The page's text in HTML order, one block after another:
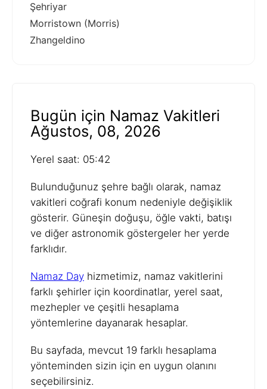
Şehriyar
Morristown (Morris)
Zhangeldino
Bugün için Namaz Vakitleri
Ağustos, 08, 2026
Yerel saat: 05:42
Bulunduğunuz şehre bağlı olarak, namaz
vakitleri coğrafi konum nedeniyle değişiklik
gösterir. Güneşin doğuşu, öğle vakti, batışı
ve diğer astronomik göstergeler her yerde
farklıdır.
Namaz Day hizmetimiz, namaz vakitlerini
farklı şehirler için koordinatlar, yerel saat,
mezhepler ve çeşitli hesaplama
yöntemlerine dayanarak hesaplar.
Bu sayfada, mevcut 19 farklı hesaplama
yönteminden sizin için en uygun olanını
seçebilirsiniz.